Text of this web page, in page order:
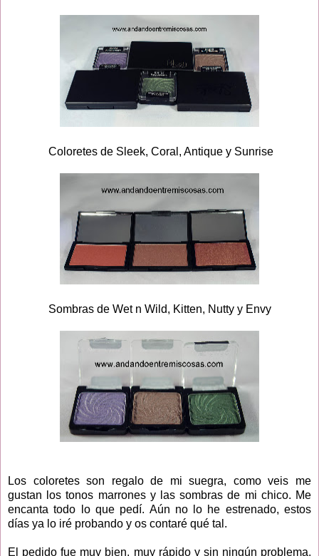
Coloretes de Sleek, Coral, Antique y Sunrise
Sombras de Wet n Wild, Kitten, Nutty y Envy
Los coloretes son regalo de mi suegra, como veis me
gustan los tonos marrones y las sombras de mi chico. Me
encanta todo lo que pedí. Aún no lo he estrenado, estos
días ya lo iré probando y os contaré qué tal.
El pedido fue muy bien, muy rápido y sin ningún problema,